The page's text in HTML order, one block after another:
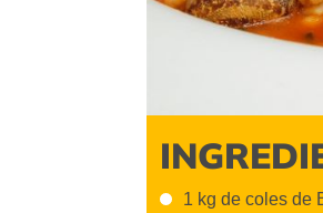
1 kg de coles de